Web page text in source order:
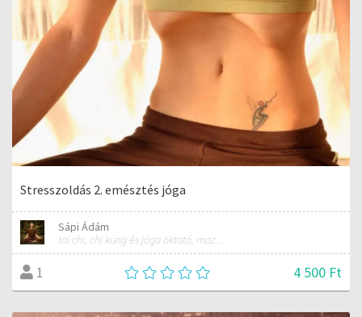
Stresszoldás 2. emésztés jóga
Sápi Ádám
tai chi, chi kung és jóga oktató, mozgásterapeuta, buddhista tanító
1 4 500 Ft